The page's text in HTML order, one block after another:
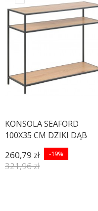
KONSOLA SEAFORD
100X35 CM DZIKI DĄB
260,79 zł -19%
321,96 zł